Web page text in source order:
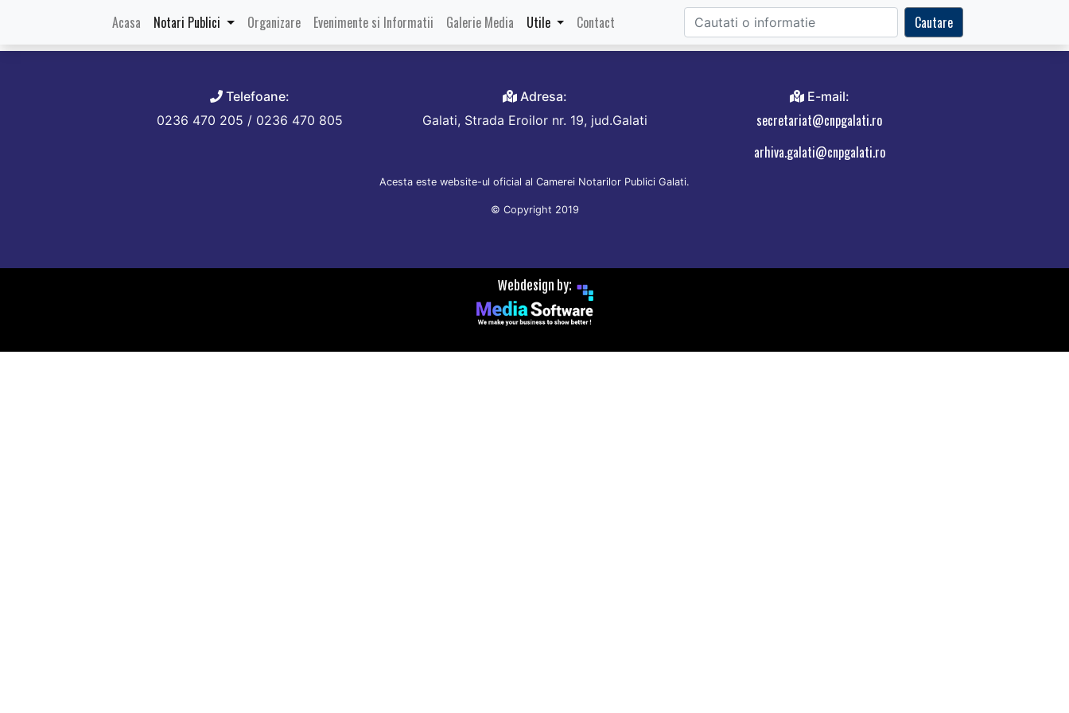
Acasa (current)
Notari Publici Organizare Evenimente si Informatii Galerie Media Utile Contact Cautare
Categorie:Ce este notarul
Telefoane:
0236 470 205 / 0236 470 805
Adresa:
Galati, Strada Eroilor nr. 19, jud.Galati
E-mail:
secretariat@cnpgalati.ro
arhiva.galati@cnpgalati.ro
Acesta este website-ul oficial al Camerei Notarilor Publici Galati.
© Copyright 2019
Webdesign by: